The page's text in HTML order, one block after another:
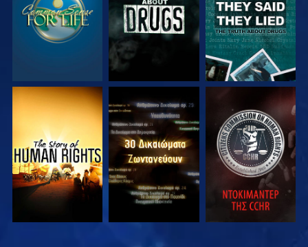
ΠΑΡΑΚΟΛΟΥΘΗΣΤΕ ΠΑΡΑΚΟΛΟΥΘΗΣΤΕ ΠΑΡΑΚΟΛΟΥΘΗΣΤΕ